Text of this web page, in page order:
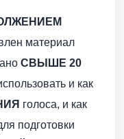
материал
СВЫШЕ 20
и как
голоса, и как
подготовки